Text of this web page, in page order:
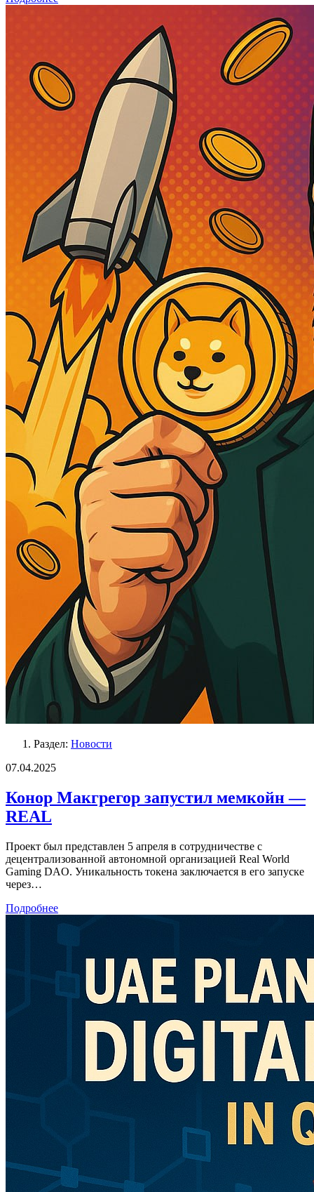
Раздел: Новости
07.04.2025
Конор Макгрегор запустил мемкойн —
REAL
Проект был представлен 5 апреля в сотрудничестве с
децентрализованной автономной организацией Real World
Gaming DAO. Уникальность токена заключается в его запуске
через…
Подробнее